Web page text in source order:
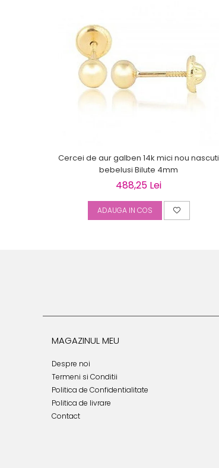
Cercei de aur galben 14k mici nou nascuti
bebelusi Bilute 4mm
488,25 Lei
ADAUGA IN COS
MAGAZINUL MEU
Despre noi
Termeni si Conditii
Politica de Confidentialitate
Politica de livrare
Contact